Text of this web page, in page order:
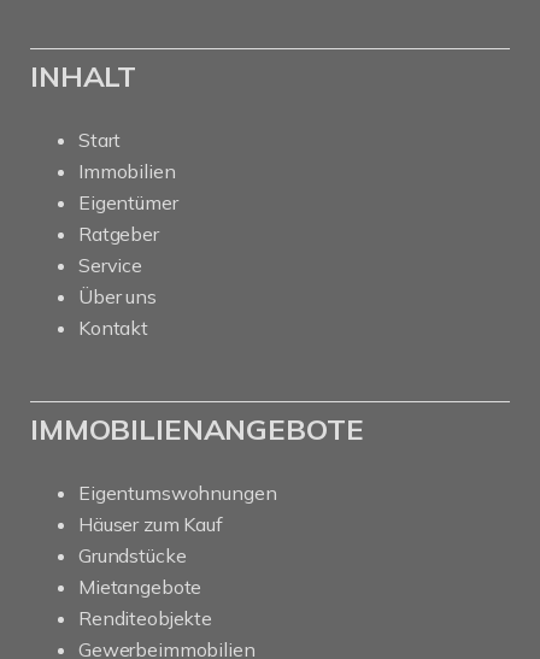
INHALT
Start
Immobilien
Eigentümer
Ratgeber
Service
Über uns
Kontakt
IMMOBILIENANGEBOTE
Eigentumswohnungen
Häuser zum Kauf
Grundstücke
Mietangebote
Renditeobjekte
Gewerbeimmobilien